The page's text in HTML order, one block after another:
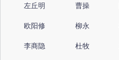
左丘明 曹操
欧阳修 柳永
李商隐 杜牧